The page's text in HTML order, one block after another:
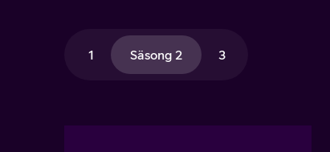
1 Säsong 2 3